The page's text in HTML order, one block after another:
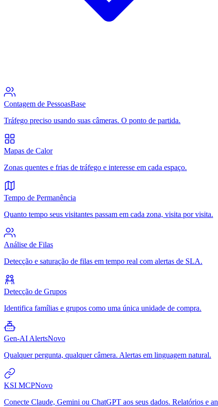
Contagem de PessoasBase
Tráfego preciso usando suas câmeras. O ponto de partida.
Mapas de Calor
Zonas quentes e frias de tráfego e interesse em cada espaço.
Tempo de Permanência
Quanto tempo seus visitantes passam em cada zona, visita por visita.
Análise de Filas
Detecção e saturação de filas em tempo real com alertas de SLA.
Detecção de Grupos
Identifica famílias e grupos como uma única unidade de compra.
Gen-AI AlertsNovo
Qualquer pergunta, qualquer câmera. Alertas em linguagem natural.
KSI MCPNovo
Conecte Claude, Gemini ou ChatGPT aos seus dados. Relatórios e